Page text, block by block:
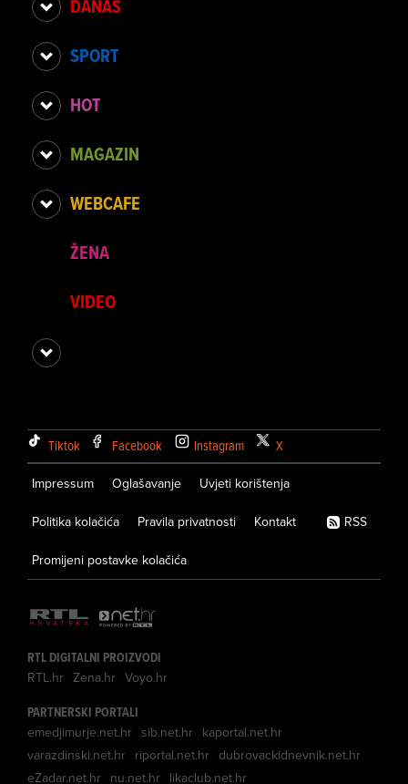
DANAS
SPORT
HOT
MAGAZIN
WEBCAFE
ŽENA
VIDEO
Tiktok Facebook Instagram X
Impressum Oglašavanje Uvjeti korištenja
Politika kolačića Pravila privatnosti Kontakt
Promijeni postavke kolačića
RSS
RTL DIGITALNI PROIZVODI
RTL.hr Zena.hr Voyo.hr
PARTNERSKI PORTALI
emedjimurje.net.hr sib.net.hr kaportal.net.hr
varazdinski.net.hr riportal.net.hr dubrovackidnevnik.net.hr
eZadar.net.hr nu.net.hr likaclub.net.hr